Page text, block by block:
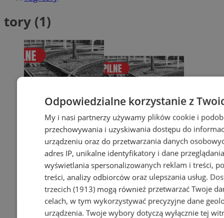
tory (1)
Odpowiedzialne korzystanie z
My i nasi partnerzy używamy plików cookie i
przechowywania i uzyskiwania dostępu do
urządzeniu oraz do przetwarzania danych
adres IP, unikalne identyfikatory i dane
wyświetlania spersonalizowanych reklam i treści,
treści, analizy odbiorców oraz ulepszania usług.
trzecich (1913)mogą również przetwarzać Twoje
celach, w tym wykorzystywać precyzyjne dane
urządzenia. Twoje wybory dotyczą wyłącznie tej